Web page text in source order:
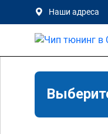
Наши адреса